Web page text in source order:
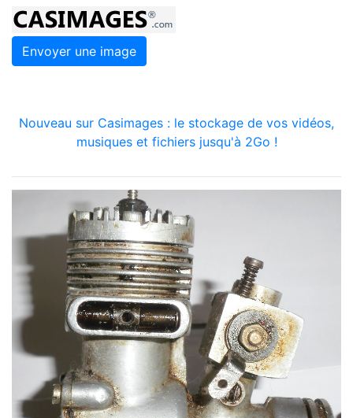
Envoyer une image
Nouveau sur Casimages : le stockage de vos vidéos,
musiques et fichiers jusqu'à 2Go !